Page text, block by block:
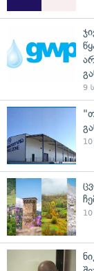
9
10
10